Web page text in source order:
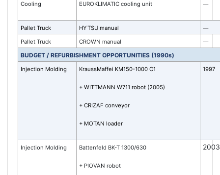
Cooling
EUROKLIMATIC cooling unit —
Pallet Truck HYTSU manual
—
Pallet Truck
CROWN manual —
BUDGET / REFURBISHMENT OPPORTUNITIES (1990s)
Injection Molding KraussMaffei KM150-1000 C1
+ WITTMANN W711 robot (2005)
+ CRIZAF conveyor
+ MOTAN loader
1997
Injection Molding Battenfeld BK-T 1300/630
+ PIOVAN robot
2003